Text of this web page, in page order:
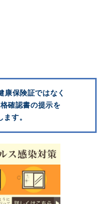
ください。
予防接種のお知らせ
接種を行っています。他
設けております。
ください。
康保険証ではなく
確認書の提示を
ます。